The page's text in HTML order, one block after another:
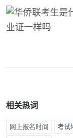
相关热词
网上报名时间 考试